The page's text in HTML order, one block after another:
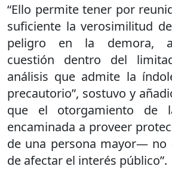
“Ello permite tener por
suficiente la verosimilitud
peligro en la demora,
cuestión dentro del
análisis que admite la
precautorio”, sostuvo y
que el otorgamiento de
encaminada a proveer
de una persona mayor— no
de afectar el interés público”.